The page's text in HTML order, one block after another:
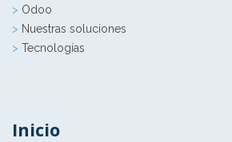
> Odoo
> Nuestras soluciones
> Tecnologías
Inicio